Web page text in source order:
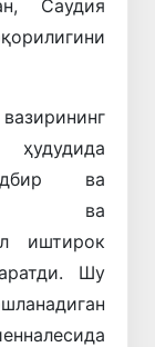
Саудия
ва
ва
иштирок
Шу